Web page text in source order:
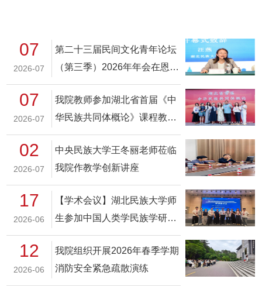
07
2026-07
第二十三届民间文化青年论坛
（第三季）2026年年会在恩施
顺利举办
07
2026-07
我院教师参加湖北省首届《中
华民族共同体概论》课程教学
展示活动
02
2026-07
中央民族大学王冬丽老师莅临
我院作教学创新讲座
17
2026-06
【学术会议】湖北民族大学师
生参加中国人类学民族学研究
会——生态人类学专业委员会
2026年学术年会暨生态文化与
宜居宜业和美乡村建设研讨会
12
2026-06
我院组织开展2026年春季学期
消防安全紧急疏散演练